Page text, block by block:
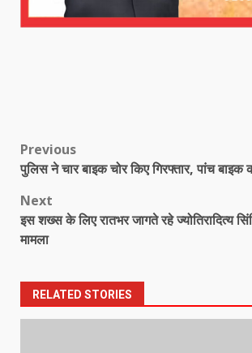
Post
navigation
Previous
पुलिस ने चार बाइक चोर किए गिरफ्तार, पांच बाइक
Next
इस शख्स के लिए रातभर जागते रहे ज्योतिरादित्य
मामला
RELATED STORIES